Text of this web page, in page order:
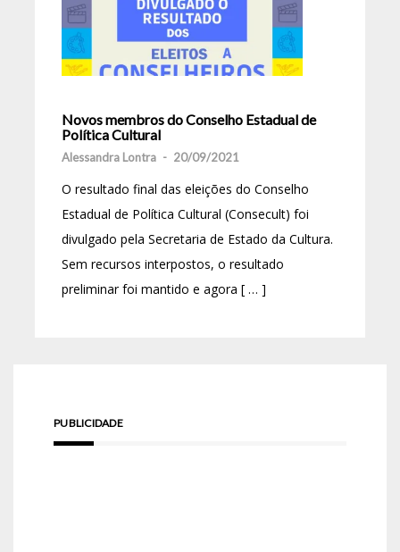
Novos membros do Conselho Estadual de
Política Cultural
Alessandra Lontra - 20/09/2021
O resultado final das eleições do Conselho
Estadual de Política Cultural (Consecult) foi
divulgado pela Secretaria de Estado da Cultura.
Sem recursos interpostos, o resultado
preliminar foi mantido e agora [ … ]
PUBLICIDADE